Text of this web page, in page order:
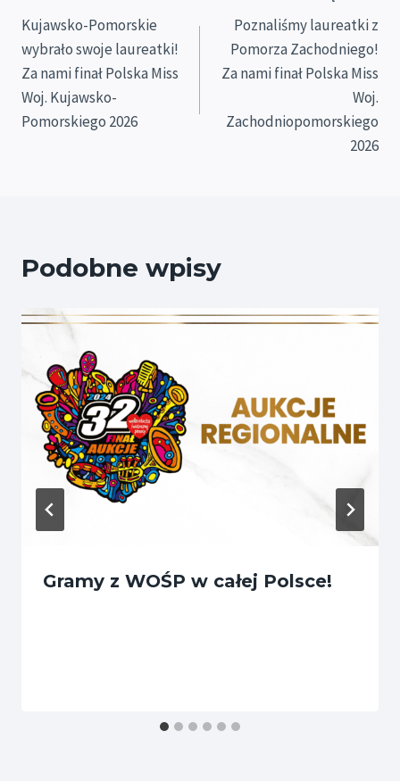
wpisu
Kujawsko-Pomorskie
wybrało swoje laureatki!
Za nami finał Polska Miss
Woj. Kujawsko-
Pomorskiego 2026
Poznaliśmy laureatki z
Pomorza Zachodniego!
Za nami finał Polska Miss
Woj.
Zachodniopomorskiego
2026
Podobne wpisy
Gramy z WOŚP w całej Polsce!